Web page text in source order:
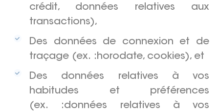
crédit, données relatives aux
transactions),
Des données de connexion et de
traçage (ex. :horodate, cookies), et
Des données relatives à vos
habitudes et préférences
(ex. :données relatives à vos